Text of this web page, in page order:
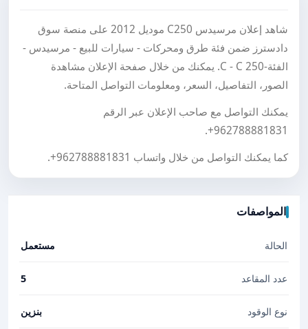
شاهد إعلان مرسيدس C250 موديل 2012 على منصة سوق
دادسترز ضمن فئة طرق ومحركات - سيارات للبيع - مرسيدس -
الفئة-C - C 250. يمكنك من خلال صفحة الإعلان مشاهدة
الصور، التفاصيل، السعر، ومعلومات التواصل المتاحة.
يمكنك التواصل مع صاحب الإعلان عبر الرقم
+962788881831
.
كما يمكنك التواصل من خلال واتساب +962788881831
.
المواصفات
الحالة مستعمل
عدد المقاعد 5
نوع الوقود بنزين